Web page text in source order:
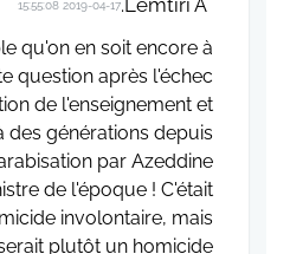
Lemtiri A.
2019-04-17 15:55:08
qu'on en soit encore à
question après l'échec
de l'enseignement et
des générations depuis
par Azeddine
de l'époque ! C'était
involontaire, mais
plutôt un homicide